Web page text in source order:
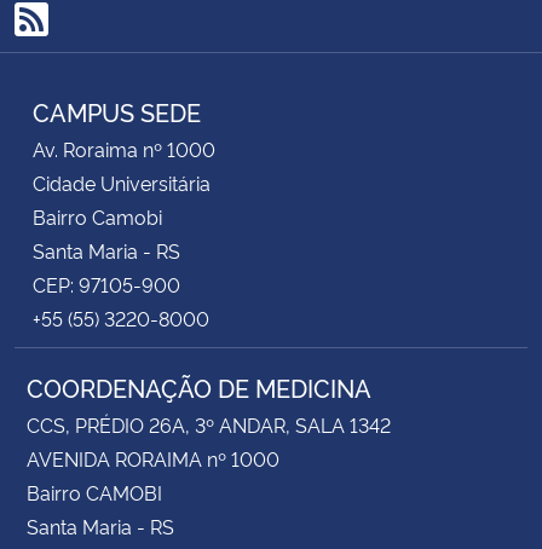
RSS
CAMPUS SEDE
Av. Roraima nº 1000
Cidade Universitária
Bairro Camobi
Santa Maria - RS
CEP: 97105-900
+55 (55) 3220-8000
COORDENAÇÃO DE MEDICINA
CCS, PRÉDIO 26A, 3º ANDAR, SALA 1342
AVENIDA RORAIMA nº 1000
Bairro CAMOBI
Santa Maria - RS